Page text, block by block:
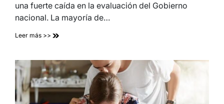
una fuerte caída en la evaluación del Gobierno
nacional. La mayoría de…
Leer más >>